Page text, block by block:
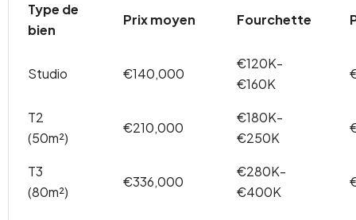
Type de
bien
Prix moyen Fourchette
Studio €140,000
€120K-
€160K
T2
(50m²)
€210,000
€180K-
€250K
T3
(80m²)
€336,000
€280K-
€400K